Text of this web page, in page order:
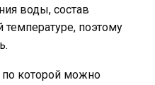
воды, состав
поэтому
которой можно